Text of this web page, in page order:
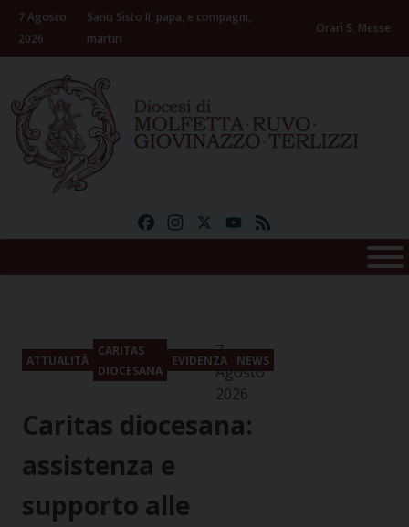
Skip
content
7 Agosto
2026
Santi Sisto II, papa, e compagni,
martiri
Orari S. Messe
FacebookInstagramYouTube
ATTUALITÀ
CARITAS
DIOCESANA
EVIDENZA NEWS
7
Agosto
2026
Caritas diocesana:
assistenza e
supporto alle